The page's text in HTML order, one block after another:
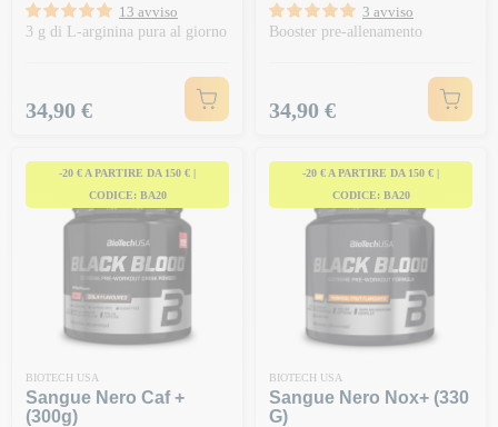
13 avviso
3 g di L-arginina pura al giorno
Prezzo
34,90 €
3 avviso
Booster pre-allenamento
Prezzo
34,90 €
-20 € A PARTIRE DA 150 € |
CODICE: BA20
BIOTECH USA
Sangue Nero Caf +
(300g)
-20 € A PARTIRE DA 150 € |
CODICE: BA20
BIOTECH USA
Sangue Nero Nox+ (330
G)